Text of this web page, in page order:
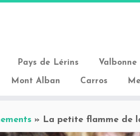
Pays de Lérins Valbonne
Mont Alban Carros
» La petite flamme de